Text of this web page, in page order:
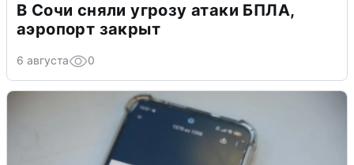
В Сочи сняли угрозу атаки БПЛА,
аэропорт закрыт
6 августа 0